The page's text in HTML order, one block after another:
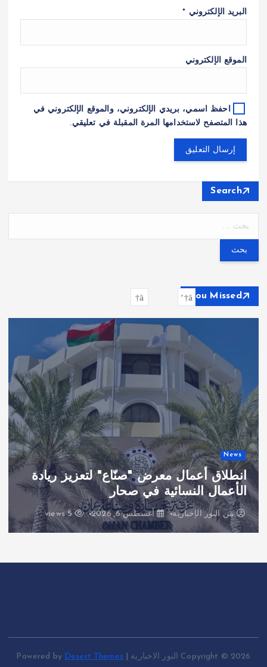
البريد الإلكتروني *
الموقع الإلكتروني
احفظ اسمي، بريدي الإلكتروني، والموقع الإلكتروني في
هذا المتصفح لاستخدامها المرة المقبلة في تعليقي.
Search
ح
ع
You Missed
News
انطلاق أعمال معرض "صنّاع" لتعزيز ريادة
الأعمال النسائية في صحار
من النور الإخبارية أغسطس 6, 2026 5 views
Copyright © 2026 النور الاخبارية | Powered by Desert Themes